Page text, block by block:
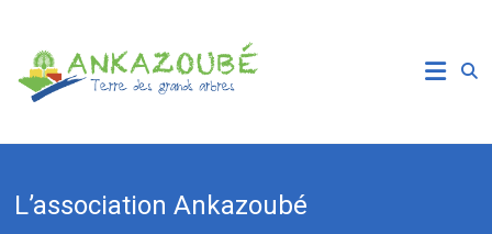
contentAssociation
Ankazoube
Terre
Arbres
L’association Ankazoubé